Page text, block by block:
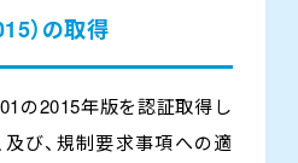
）の取得
の2015年版を認証取得し
及び、規制要求事項への適